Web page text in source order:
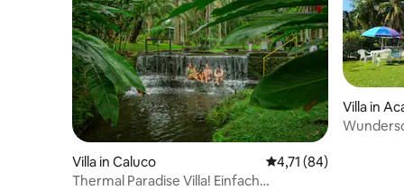
Villa in Caluco Durchschnittliche
4,71 (84)
Thermal Paradise Villa! Einfach
Villa in